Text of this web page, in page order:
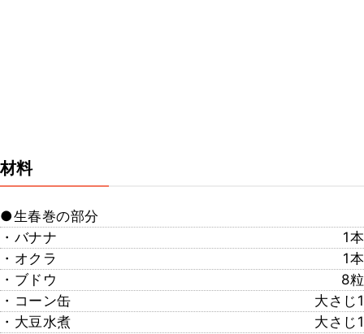
材料
●生春巻の部分
・バナナ
1本
・オクラ
1本
・ブドウ
8粒
・コーン缶
大さじ1
・大豆水煮
大さじ1